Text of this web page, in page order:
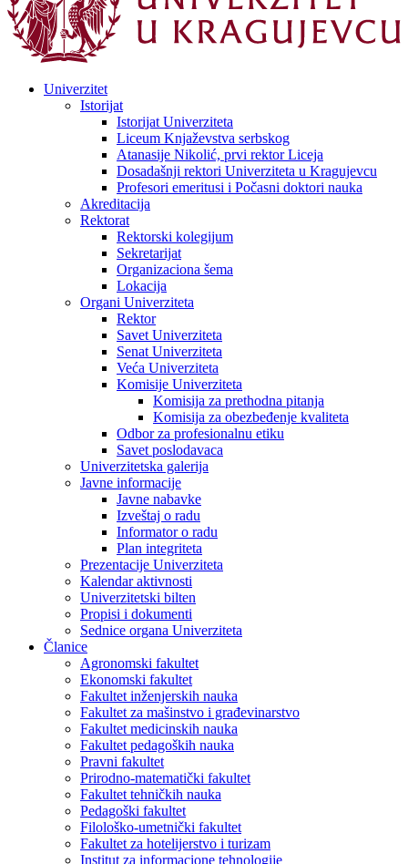
Univerzitet
Istorijat
Istorijat Univerziteta
Liceum Knjaževstva serbskog
Atanasije Nikolić, prvi rektor Liceja
Dosadašnji rektori Univerziteta u Kragujevcu
Profesori emeritusi i Počasni doktori nauka
Akreditacija
Rektorat
Rektorski kolegijum
Sekretarijat
Organizaciona šema
Lokacija
Organi Univerziteta
Rektor
Savet Univerziteta
Senat Univerziteta
Veća Univerziteta
Komisije Univerziteta
Komisija za prethodna pitanja
Komisija za obezbeđenje kvaliteta
Odbor za profesionalnu etiku
Savet poslodavaca
Univerzitetska galerija
Javne informacije
Javne nabavke
Izveštaj o radu
Informator o radu
Plan integriteta
Prezentacije Univerziteta
Kalendar aktivnosti
Univerzitetski bilten
Propisi i dokumenti
Sednice organa Univerziteta
Članice
Agronomski fakultet
Ekonomski fakultet
Fakultet inženjerskih nauka
Fakultet za mašinstvo i građevinarstvo
Fakultet medicinskih nauka
Fakultet pedagoških nauka
Pravni fakultet
Prirodno-matematički fakultet
Fakultet tehničkih nauka
Pedagoški fakultet
Filološko-umetnički fakultet
Fakultet za hotelijerstvo i turizam
Institut za informacione tehnologije